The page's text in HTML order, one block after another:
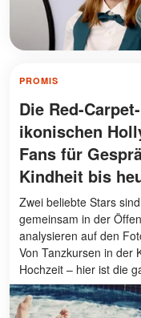
PROMIS
Die Red-
ikonischen
Fans für
Kindheit bis
Zwei beliebte Stars
gemeinsam in der
analysieren auf den
Von Tanzkursen in der
Hochzeit – hier ist die